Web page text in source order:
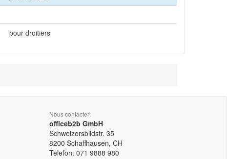
pour droitiers
Nous contacter:
officeb2b GmbH
Schweizersbildstr. 35
8200 Schaffhausen, CH
Telefon: 071 9888 980